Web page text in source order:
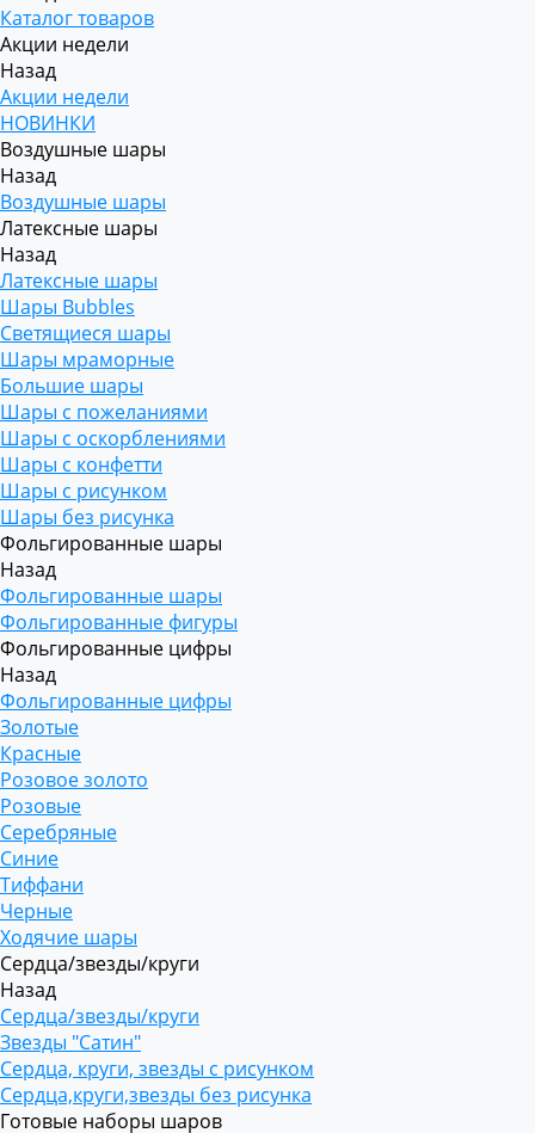
Каталог товаров
Акции недели
Назад
Акции недели
НОВИНКИ
Воздушные шары
Назад
Воздушные шары
Латексные шары
Назад
Латексные шары
Шары Bubbles
Светящиеся шары
Шары мраморные
Большие шары
Шары с пожеланиями
Шары с оскорблениями
Шары с конфетти
Шары с рисунком
Шары без рисунка
Фольгированные шары
Назад
Фольгированные шары
Фольгированные фигуры
Фольгированные цифры
Назад
Фольгированные цифры
Золотые
Красные
Розовое золото
Розовые
Серебряные
Синие
Тиффани
Черные
Ходячие шары
Сердца/звезды/круги
Назад
Сердца/звезды/круги
Звезды "Сатин"
Сердца, круги, звезды с рисунком
Сердца,круги,звезды без рисунка
Готовые наборы шаров